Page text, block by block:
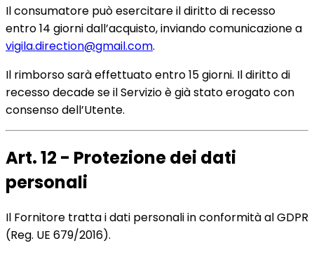
Il consumatore può esercitare il diritto di recesso
entro 14 giorni dall’acquisto, inviando comunicazione a
vigila.direction@gmail.com.
Il rimborso sarà effettuato entro 15 giorni. Il diritto di
recesso decade se il Servizio è già stato erogato con
consenso dell’Utente.
Art. 12 - Protezione dei dati
personali
Il Fornitore tratta i dati personali in conformità al GDPR
(Reg. UE 679/2016).